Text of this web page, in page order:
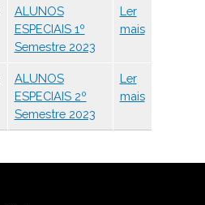
ALUNOS
ESPECIAIS 1º
Semestre 2023
Ler
mais
ALUNOS
ESPECIAIS 2º
Semestre 2023
Ler
mais